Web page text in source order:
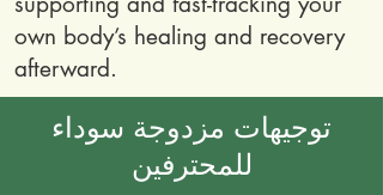
own body’s healing and recovery
afterward.
توجيهات مزدوجة سوداء
للمحترفين